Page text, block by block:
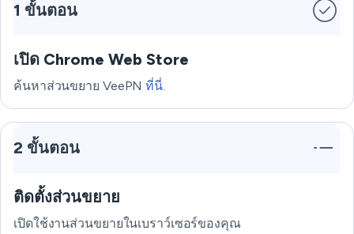
1 ขั้นตอน
เปิด Chrome Web Store
ค้นหาส่วนขยาย VeePNที่นี่.
2 ขั้นตอน
ติดตั้งส่วนขยาย
เปิดใช้งานส่วนขยายในเบราว์เซอร์ของคุณ